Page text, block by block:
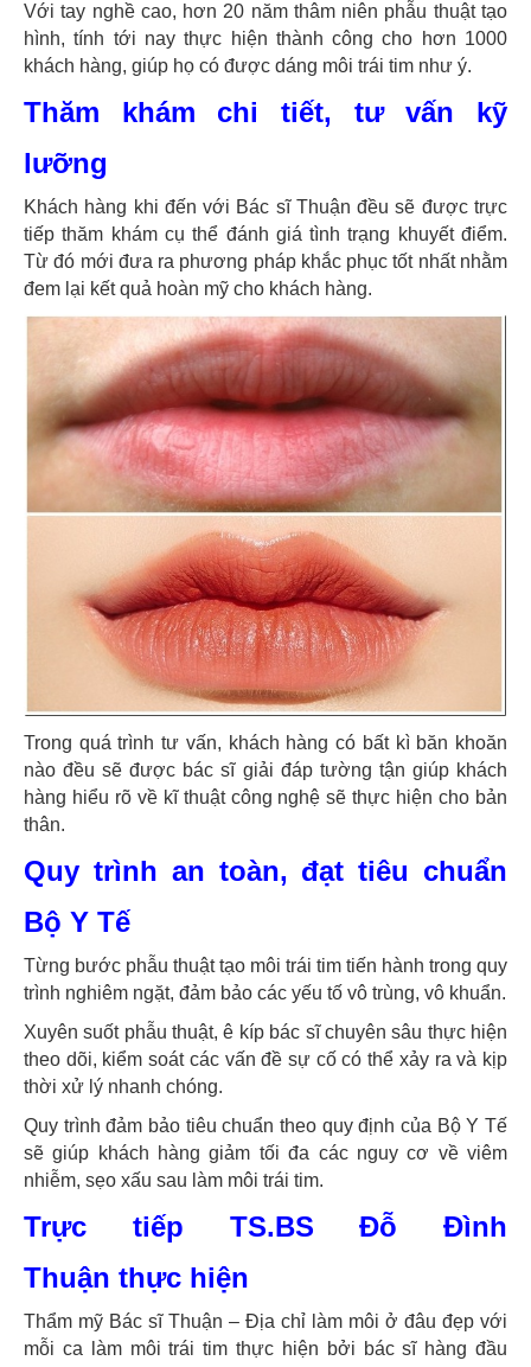
Với tay nghề cao, hơn 20 năm thâm niên phẫu thuật tạo
hình, tính tới nay thực hiện thành công cho hơn 1000
khách hàng, giúp họ có được dáng môi trái tim như ý.
Thăm khám chi tiết, tư vấn kỹ
lưỡng
Khách hàng khi đến với Bác sĩ Thuận đều sẽ được trực
tiếp thăm khám cụ thể đánh giá tình trạng khuyết điểm.
Từ đó mới đưa ra phương pháp khắc phục tốt nhất nhằm
đem lại kết quả hoàn mỹ cho khách hàng.
Trong quá trình tư vấn, khách hàng có bất kì băn khoăn
nào đều sẽ được bác sĩ giải đáp tường tận giúp khách
hàng hiểu rõ về kĩ thuật công nghệ sẽ thực hiện cho bản
thân.
Quy trình an toàn, đạt tiêu chuẩn
Bộ Y Tế
Từng bước phẫu thuật tạo môi trái tim tiến hành trong quy
trình nghiêm ngặt, đảm bảo các yếu tố vô trùng, vô khuẩn.
Xuyên suốt phẫu thuật, ê kíp bác sĩ chuyên sâu thực hiện
theo dõi, kiểm soát các vấn đề sự cố có thể xảy ra và kịp
thời xử lý nhanh chóng.
Quy trình đảm bảo tiêu chuẩn theo quy định của Bộ Y Tế
sẽ giúp khách hàng giảm tối đa các nguy cơ về viêm
nhiễm, sẹo xấu sau làm môi trái tim.
Trực tiếp TS.BS Đỗ Đình
Thuận thực hiện
Thẩm mỹ Bác sĩ Thuận – Địa chỉ làm môi ở đâu đẹp với
mỗi ca làm môi trái tim thực hiện bởi bác sĩ hàng đầu